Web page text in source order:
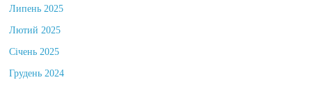
Липень 2025
Лютий 2025
Січень 2025
Грудень 2024